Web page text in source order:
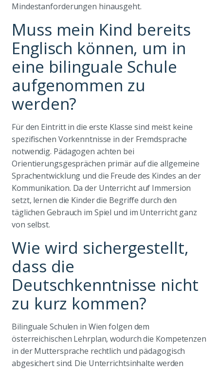
Mindestanforderungen hinausgeht.
Muss mein Kind bereits
Englisch können, um in
eine bilinguale Schule
aufgenommen zu
werden?
Für den Eintritt in die erste Klasse sind meist keine
spezifischen Vorkenntnisse in der Fremdsprache
notwendig. Pädagogen achten bei
Orientierungsgesprächen primär auf die allgemeine
Sprachentwicklung und die Freude des Kindes an der
Kommunikation. Da der Unterricht auf Immersion
setzt, lernen die Kinder die Begriffe durch den
täglichen Gebrauch im Spiel und im Unterricht ganz
von selbst.
Wie wird sichergestellt,
dass die
Deutschkenntnisse nicht
zu kurz kommen?
Bilinguale Schulen in Wien folgen dem
österreichischen Lehrplan, wodurch die Kompetenzen
in der Muttersprache rechtlich und pädagogisch
abgesichert sind. Die Unterrichtsinhalte werden